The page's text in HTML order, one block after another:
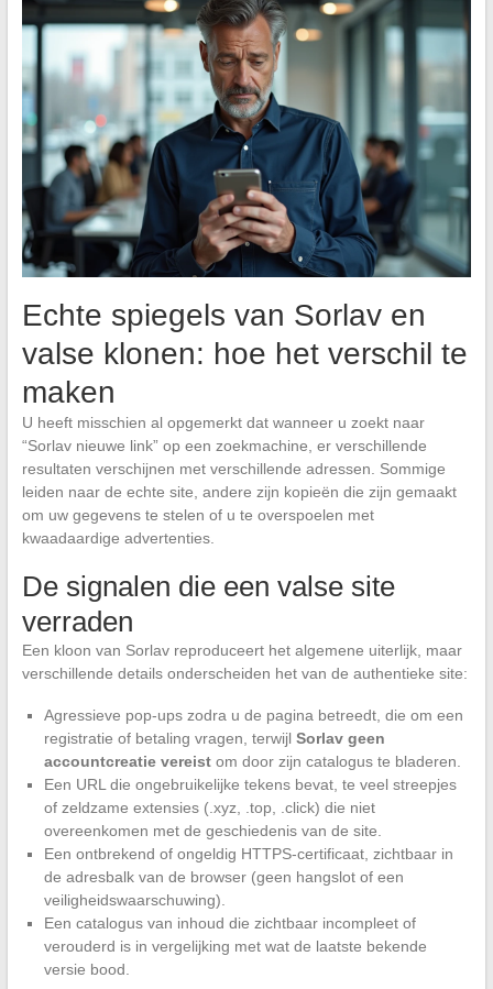
Echte spiegels van Sorlav en
valse klonen: hoe het verschil te
maken
U heeft misschien al opgemerkt dat wanneer u zoekt naar
“Sorlav nieuwe link” op een zoekmachine, er verschillende
resultaten verschijnen met verschillende adressen. Sommige
leiden naar de echte site, andere zijn kopieën die zijn gemaakt
om uw gegevens te stelen of u te overspoelen met
kwaadaardige advertenties.
De signalen die een valse site
verraden
Een kloon van Sorlav reproduceert het algemene uiterlijk, maar
verschillende details onderscheiden het van de authentieke site:
Agressieve pop-ups zodra u de pagina betreedt, die om een
registratie of betaling vragen, terwijl Sorlav geen
accountcreatie vereistom door zijn catalogus te bladeren.
Een URL die ongebruikelijke tekens bevat, te veel streepjes
of zeldzame extensies (.xyz, .top, .click) die niet
overeenkomen met de geschiedenis van de site.
Een ontbrekend of ongeldig HTTPS-certificaat, zichtbaar in
de adresbalk van de browser (geen hangslot of een
veiligheidswaarschuwing).
Een catalogus van inhoud die zichtbaar incompleet of
verouderd is in vergelijking met wat de laatste bekende
versie bood.